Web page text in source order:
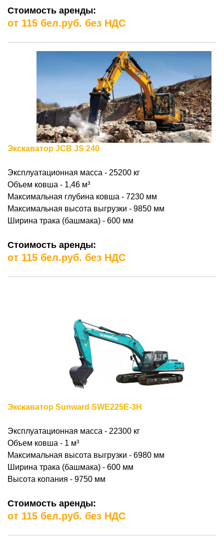
Стоимость аренды:
от 115 бел.руб. без НДС
Экскаватор JCB JS 240
Эксплуатационная масса - 25200 кг
Объем ковша - 1,46 м³
Максимальная глубина ковша - 7230 мм
Максимальная высота выгрузки - 9850 мм
Ширина трака (башмака) - 600 мм
Стоимость аренды:
от 115 бел.руб. без НДС
Экскаватор Sunward SWE225E-3H
Эксплуатационная масса - 22300 кг
Объем ковша - 1 м³
Максимальная высота выгрузки - 6980 мм
Ширина трака (башмака) - 600 мм
Высота копания - 9750 мм
Стоимость аренды:
от 115 бел.руб. без НДС